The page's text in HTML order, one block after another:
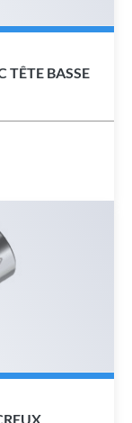
TÊTE BASSE